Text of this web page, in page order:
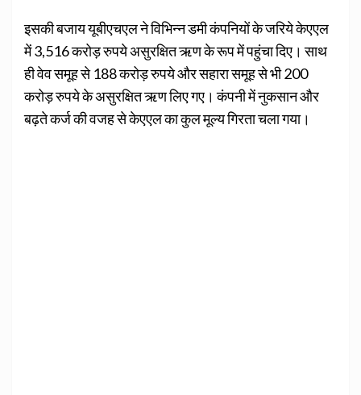
इसकी बजाय यूबीएचएल ने विभिन्न डमी कंपनियों के जरिये केएएल
में 3,516 करोड़ रुपये असुरक्षित ऋण के रूप में पहुंचा दिए। साथ
ही वेव समूह से 188 करोड़ रुपये और सहारा समूह से भी 200
करोड़ रुपये के असुरक्षित ऋण लिए गए। कंपनी में नुकसान और
बढ़ते कर्ज की वजह से केएएल का कुल मूल्य गिरता चला गया।